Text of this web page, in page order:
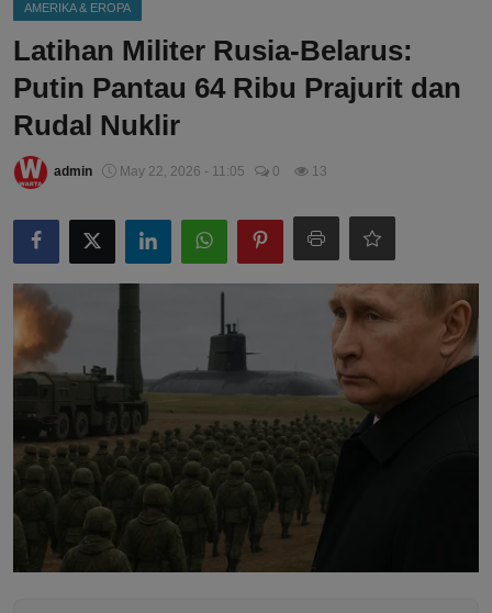
AMERIKA & EROPA
Latihan Militer Rusia-Belarus:
Putin Pantau 64 Ribu Prajurit dan
Rudal Nuklir
admin May 22, 2026 - 11:05 0 13